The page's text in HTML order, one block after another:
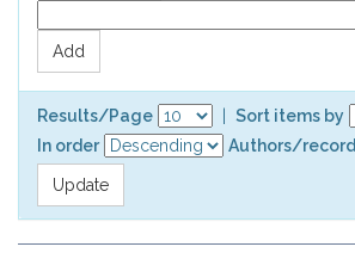
Results/Page
Sort items by
In order
Authors/record